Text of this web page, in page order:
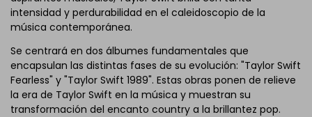
intensidad y perdurabilidad en el caleidoscopio de la
música contemporánea.
Se centrará en dos álbumes fundamentales que
encapsulan las distintas fases de su evolución: "Taylor Swift
Fearless" y "Taylor Swift 1989". Estas obras ponen de relieve
la era de Taylor Swift en la música y muestran su
transformación del encanto country a la brillantez pop.